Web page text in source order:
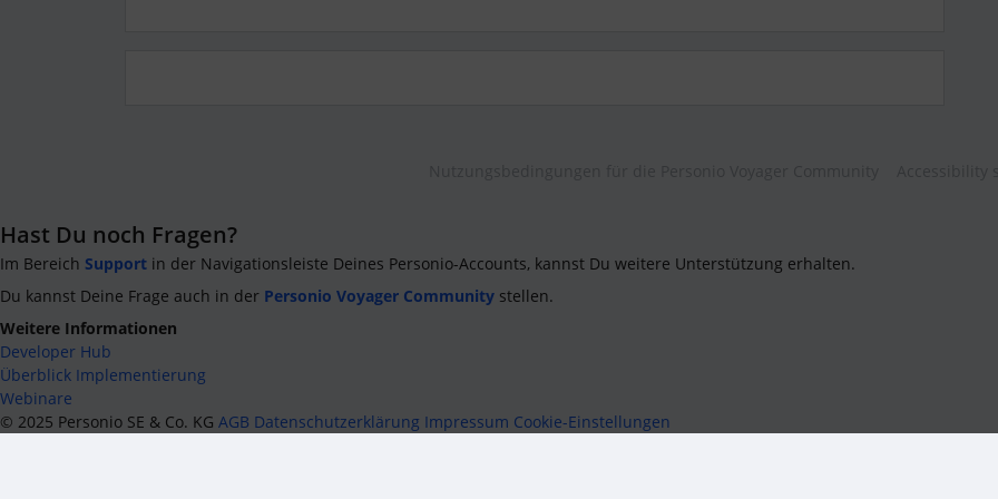
Hast Du noch Fragen?
Im Bereich Support in der Navigationsleiste Deines Personio-Accounts, kannst Du weitere Unterstützung erhalten.
Du kannst Deine Frage auch in der Personio Voyager Community stellen.
Weitere Informationen
Developer Hub
Überblick Implementierung
Webinare
© 2025 Personio SE & Co. KG AGB Datenschutzerklärung Impressum Cookie-Einstellungen